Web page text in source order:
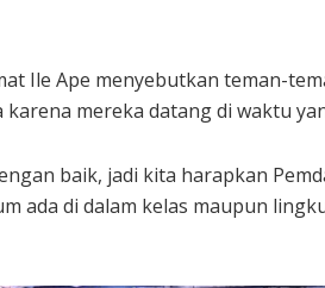
Ile Ape menyebutkan teman-
mereka datang di waktu
baik, jadi kita harapkan
ada di dalam kelas maupun